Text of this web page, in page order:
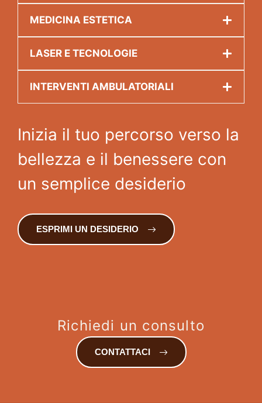
MEDICINA ESTETICA
LASER E TECNOLOGIE
INTERVENTI AMBULATORIALI
Inizia il tuo percorso verso la
bellezza e il benessere con
un semplice desiderio
ESPRIMI UN DESIDERIO
Richiedi un consulto
CONTATTACI